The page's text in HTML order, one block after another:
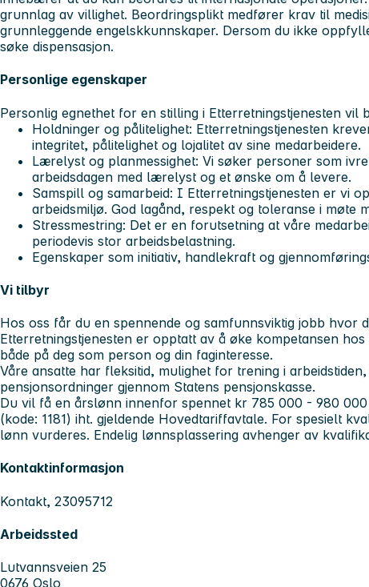
grunnlag av villighet. Beordringsplikt medfører krav til
grunnleggende engelskkunnskaper. Dersom du ikke
søke dispensasjon.
Personlige egenskaper
Personlig egnethet for en stilling i Etterretningstjenesten vil
Holdninger og pålitelighet: Etterretningstjenesten
integritet, pålitelighet og lojalitet av sine medarbeidere.
Lærelyst og planmessighet: Vi søker personer som
arbeidsdagen med lærelyst og et ønske om å levere.
Samspill og samarbeid: I Etterretningstjenesten er vi
arbeidsmiljø. God lagånd, respekt og toleranse i møte
Stressmestring: Det er en forutsetning at våre
periodevis stor arbeidsbelastning.
Egenskaper som initiativ, handlekraft og
Vi tilbyr
Hos oss får du en spennende og samfunnsviktig jobb hvor
Etterretningstjenesten er opptatt av å øke kompetansen
både på deg som person og din faginteresse.
Våre ansatte har fleksitid, mulighet for trening i
pensjonsordninger gjennom Statens pensjonskasse.
Du vil få en årslønn innenfor spennet kr 785 000 - 980
(kode: 1181) iht. gjeldende Hovedtariffavtale. For spesielt
lønn vurderes. Endelig lønnsplassering avhenger av
Kontaktinformasjon
Kontakt, 23095712
Arbeidssted
Lutvannsveien 25
0676 Oslo